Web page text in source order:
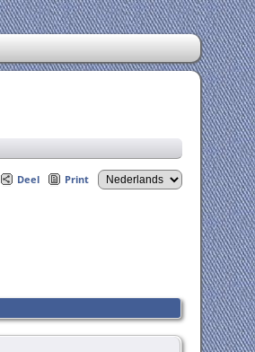
Deel Print